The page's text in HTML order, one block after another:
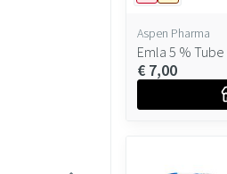
Aspen Pharma
Emla 5 % Tube
€ 7,00